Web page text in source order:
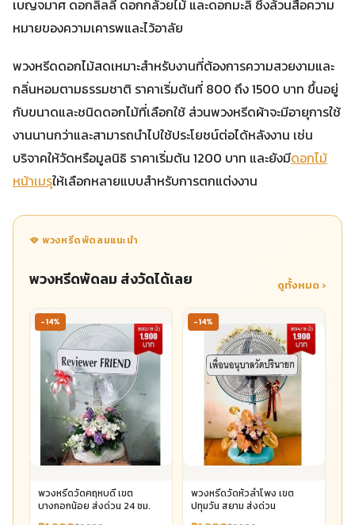
เบญจมาศ ดอกลิลลี่ ดอกกล้วยไม้ และดอกมะลิ ซึ่งล้วนสื่อความ
หมายของความเคารพและไว้อาลัย
พวงหรีดดอกไม้สดเหมาะสำหรับงานที่ต้องการความสวยงามและ
กลิ่นหอมตามธรรมชาติ ราคาเริ่มต้นที่ 800 ถึง 1500 บาท ขึ้นอยู่
กับขนาดและชนิดดอกไม้ที่เลือกใช้ ส่วนพวงหรีดผ้าจะมีอายุการใช้
งานนานกว่าและสามารถนำไปใช้ประโยชน์ต่อได้หลังงาน เช่น
บริจาคให้วัดหรือมูลนิธิ ราคาเริ่มต้น 1200 บาท และยังมีดอกไม้
หน้าเมรุให้เลือกหลายแบบสำหรับการตกแต่งงาน
🪭 พวงหรีดพัดลมแนะนำ
พวงหรีดพัดลม ส่งวัดได้เลย ดูทั้งหมด ›
-14%
พวงหรีดวัดคฤหบดี เขต
บางกอกน้อย ส่งด่วน 24 ชม.
-14%
พวงหรีดวัดหัวลำโพง เขต
ปทุมวัน สยาม ส่งด่วน